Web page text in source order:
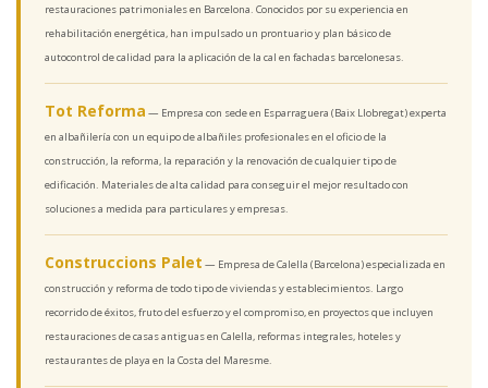
restauraciones patrimoniales en Barcelona. Conocidos por su experiencia en
rehabilitación energética, han impulsado un prontuario y plan básico de
autocontrol de calidad para la aplicación de la cal en fachadas barcelonesas.
Tot Reforma — Empresa con sede en Esparraguera (Baix Llobregat) experta
en albañilería con un equipo de albañiles profesionales en el oficio de la
construcción, la reforma, la reparación y la renovación de cualquier tipo de
edificación. Materiales de alta calidad para conseguir el mejor resultado con
soluciones a medida para particulares y empresas.
Construccions Palet — Empresa de Calella (Barcelona) especializada en
construcción y reforma de todo tipo de viviendas y establecimientos. Largo
recorrido de éxitos, fruto del esfuerzo y el compromiso, en proyectos que incluyen
restauraciones de casas antiguas en Calella, reformas integrales, hoteles y
restaurantes de playa en la Costa del Maresme.